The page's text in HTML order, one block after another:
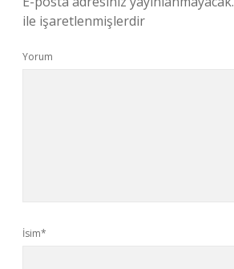
ile işaretlenmişlerdir
Yorum
İsim*